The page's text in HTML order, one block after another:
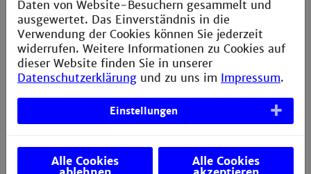
4. Auflage erschienen imHanser Verlag, 2015
Speicherprogrammierbare Steuerungen für die
Fabrik- und Prozessautomation
4. Auflage erschienen im Hanser Verlag, 2015
Daten von Website-Besuchern gesammelt und
ausgewertet. Das Einverständnis in die
Verwendung der Cookies können Sie jederzeit
widerrufen. Weitere Informationen zu Cookies auf
dieser Website finden Sie in unserer
Datenschutzerklärung und zu uns im Impressum.
Einstellungen
Alle Cookies Alle Cookies